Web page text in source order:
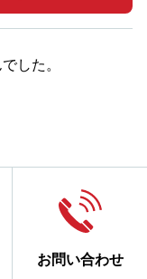
した。
お問い合わせ